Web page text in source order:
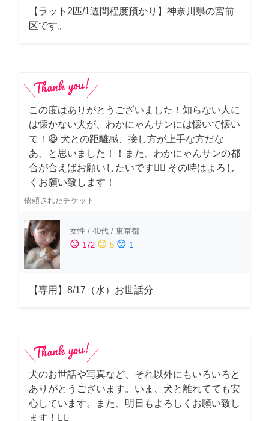
【ラット2匹/1週間程度預かり】神奈川県の宮前
区です。
この度はありがとうございました！知らない人に
は懐かない犬が、わかにゃんサンには懐いて懐い
て！😆 犬との距離感、接し方が上手な方だな
あ、と思いました！！また、わかにゃんサンの都
合が合えばお願いしたいです🙇‍♂️ その時はよろし
くお願い致します！
依頼されたチケット
女性 / 40代 / 東京都
sentiment_satisfied 172 sentiment_neutral 5 sentiment_dissatisfied 1
【専用】8/17（水）お世話分
犬のお世話や写真など、それ以外にもいろいろと
ありがとうございます。いま、犬と離れてても安
心しています。また、明日もよろしくお願い致し
ます！🙇‍♂️